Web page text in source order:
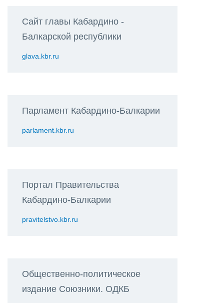
Сайт главы Кабардино -
Балкарской республики
glava.kbr.ru
Парламент Кабардино-Балкарии
parlament.kbr.ru
Портал Правительства
Кабардино-Балкарии
pravitelstvo.kbr.ru
Общественно-политическое
издание Союзники. ОДКБ